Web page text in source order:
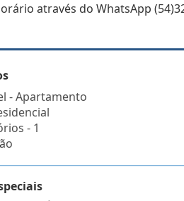
através do WhatsApp
- Apartamento
- 1